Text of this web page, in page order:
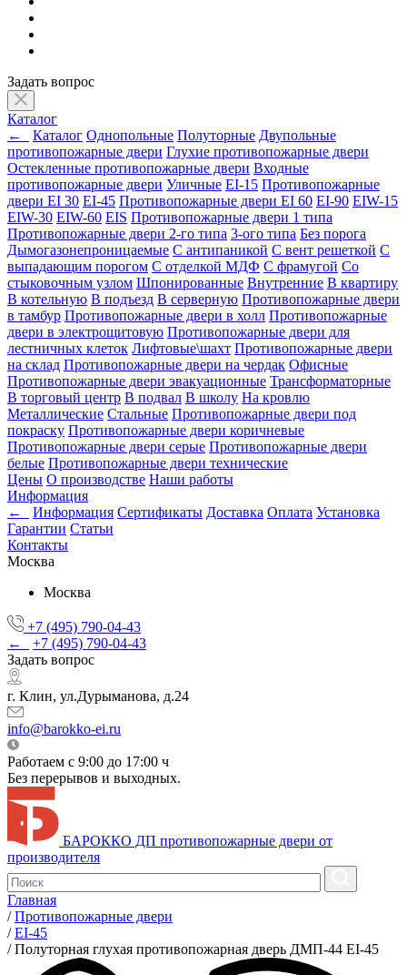
Задать вопрос
Каталог
←
Каталог Однопольные Полуторные Двупольные
противопожарные двери Глухие противопожарные двери
Остекленные противопожарные двери Входные
противопожарные двери Уличные EI-15 Противопожарные
двери EI 30 EI-45 Противопожарные двери EI 60 EI-90 EIW-15
EIW-30 EIW-60 EIS Противопожарные двери 1 типа
Противопожарные двери 2-го типа 3-ого типа Без порога
Дымогазонепроницаемые С антипаникой С вент решеткой С
выпадающим порогом С отделкой МДФ С фрамугой Со
стыковочным узлом Шпонированные Внутренние В квартиру
В котельную В подъезд В серверную Противопожарные двери
в тамбур Противопожарные двери в холл Противопожарные
двери в электрощитовую Противопожарные двери для
лестничных клеток Лифтовые\шахт Противопожарные двери
на склад Противопожарные двери на чердак Офисные
Противопожарные двери эвакуационные Трансформаторные
В торговый центр В подвал В школу На кровлю
Металлические Стальные Противопожарные двери под
покраску Противопожарные двери коричневые
Противопожарные двери серые Противопожарные двери
белые Противопожарные двери технические
Цены О производстве Наши работы
Информация
←
Информация Сертификаты Доставка Оплата Установка
Гарантии Статьи
Контакты
Москва
Москва
+7 (495) 790-04-43
←
+7 (495) 790-04-43
Задать вопрос
г. Клин, ул.Дурыманова, д.24
info@barokko-ei.ru
Работаем с 9:00 до 17:00 ч
Без перерывов и выходных.
БАРОККО ДП противопожарные двери от
производителя
Главная
/ Противопожарные двери
/ EI-45
/ Полуторная глухая противопожарная дверь ДМП-44 EI-45